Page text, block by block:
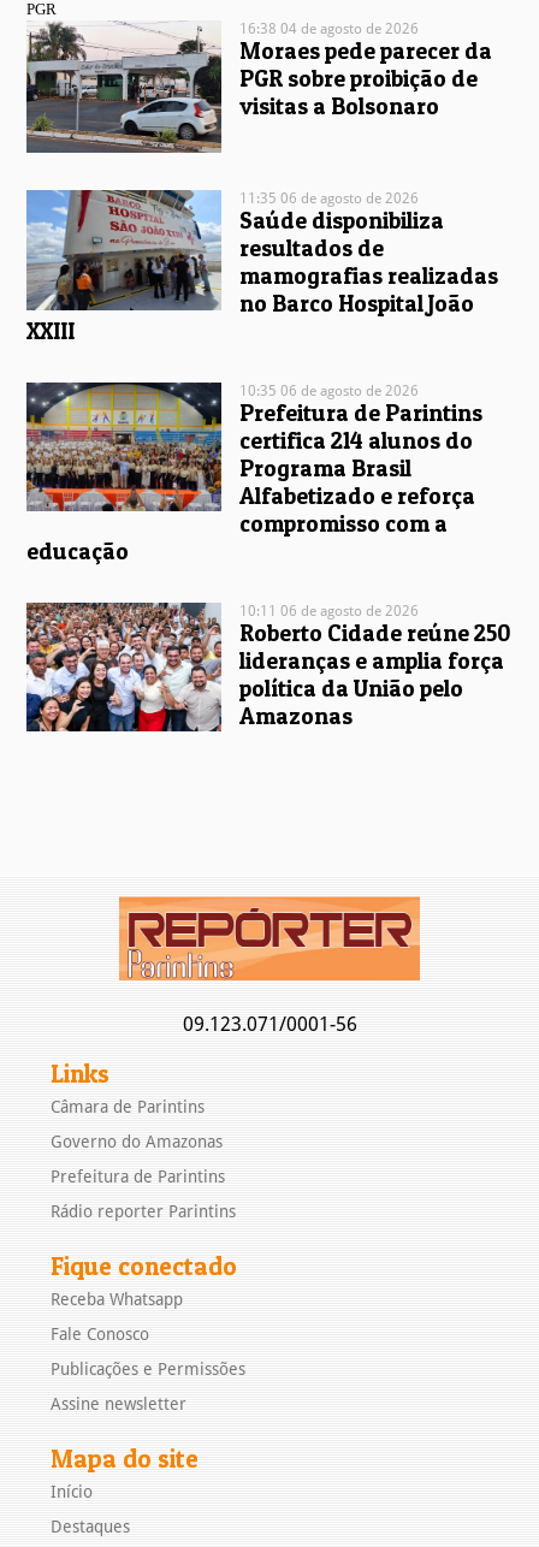
PGR
16:38 04 de agosto de 2026
Moraes pede parecer da
PGR sobre proibição de
visitas a Bolsonaro
11:35 06 de agosto de 2026
Saúde disponibiliza
resultados de
mamografias realizadas
no Barco Hospital João
XXIII
10:35 06 de agosto de 2026
Prefeitura de Parintins
certifica 214 alunos do
Programa Brasil
Alfabetizado e reforça
compromisso com a
educação
10:11 06 de agosto de 2026
Roberto Cidade reúne 250
lideranças e amplia força
política da União pelo
Amazonas
09.123.071/0001-56
Links
Câmara de Parintins
Governo do Amazonas
Prefeitura de Parintins
Rádio reporter Parintins
Fique conectado
Receba Whatsapp
Fale Conosco
Publicações e Permissões
Assine newsletter
Mapa do site
Início
Destaques